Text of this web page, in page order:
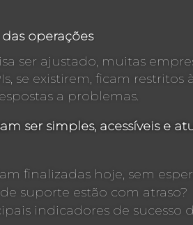
operações
ajustado, muitas
se existirem, ficam restritos
a problemas.
ser simples, acessíveis e
finalizadas hoje, sem
suporte estão com atraso?
indicadores de sucesso